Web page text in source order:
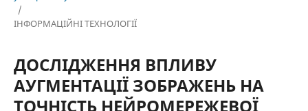
/
ІНФОРМАЦІЙНІ ТЕХНОЛОГІЇ
ДОСЛІДЖЕННЯ ВПЛИВУ
АУГМЕНТАЦІЇ ЗОБРАЖЕНЬ НА
ТОЧНІСТЬ НЕЙРОМЕРЕЖЕВОЇ